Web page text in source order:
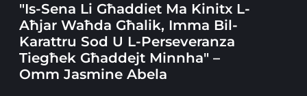
"Is-Sena Li Għaddiet Ma Kinitx L-
Aħjar Waħda Għalik, Imma Bil-
Karattru Sod U L-Perseveranza
Tiegħek Għaddejt Minnha" –
Omm Jasmine Abela